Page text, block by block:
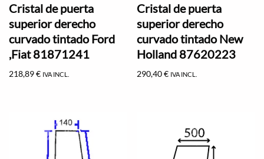
Cristal de puerta
superior derecho
curvado tintado Ford
,Fiat 81871241
218,89€ IVA INCL.
Cristal de puerta
superior derecho
curvado tintado New
Holland 87620223
290,40€ IVA INCL.